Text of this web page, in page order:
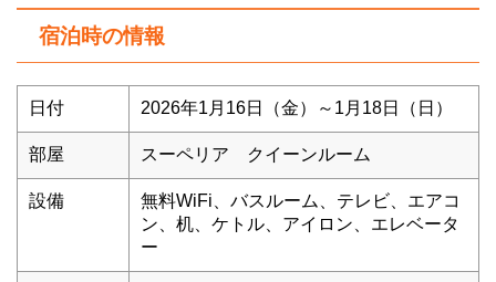
宿泊時の情報
日付 2026年1月16日（金）～1月18日（日）
部屋 スーペリア クイーンルーム
設備
無料WiFi、バスルーム、テレビ、エアコ
ン、机、ケトル、アイロン、エレベータ
ー